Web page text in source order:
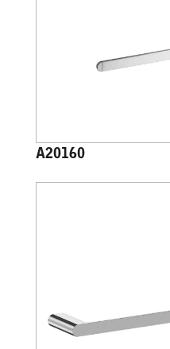
A20160